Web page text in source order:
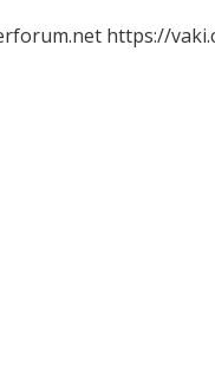
https://